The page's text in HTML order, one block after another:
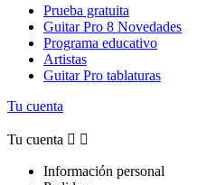
Prueba gratuita
Guitar Pro 8 Novedades
Programa educativo
Artistas
Guitar Pro tablaturas
Tu cuenta
Tu cuenta  
Información personal